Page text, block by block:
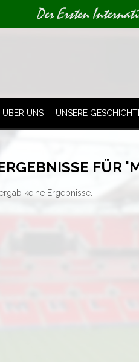
Der Ersten
ÜBER UNS UNSERE
FÜR
keine Ergebnisse.